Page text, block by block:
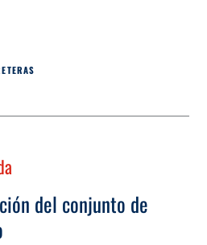
del conjunto de